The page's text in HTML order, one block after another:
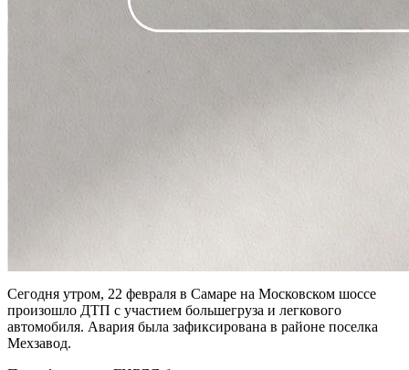
Сегодня утром, 22 февраля в Самаре на Московском шоссе
произошло ДТП с участием большегруза и легкового
автомобиля. Авария была зафиксирована в районе поселка
Мехзавод.